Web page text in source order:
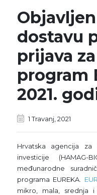
dostavu
prijava
program
2021.
1 Travanj, 2021
Hrvatska agencija
investicije
međunarodne
programa EUREKA.
mikro, mala, srednja